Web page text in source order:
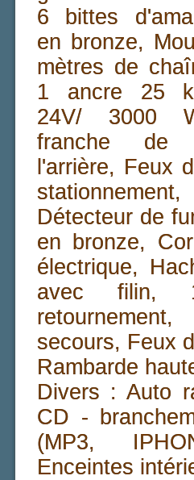
6 bittes
en bronze,
mètres de
1 ancre 25
24V/ 3000
franche de
l'arrière, Feux
Détecteur de
en bronze,
électrique,
avec filin,
secours, Feux
Rambarde
Divers : Auto
CD -
(MP3,
Enceintes